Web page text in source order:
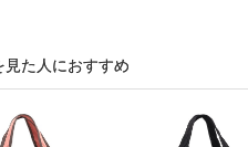
見た人におすすめ